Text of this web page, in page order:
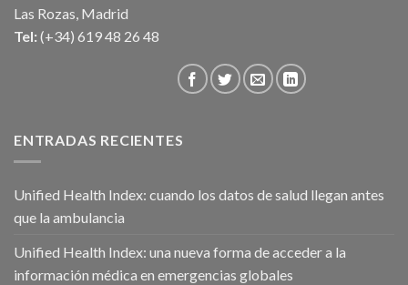
Las Rozas, Madrid
Tel: (+34) 619 48 26 48
ENTRADAS RECIENTES
Unified Health Index: cuando los datos de salud llegan antes
que la ambulancia
Unified Health Index: una nueva forma de acceder a la
información médica en emergencias globales